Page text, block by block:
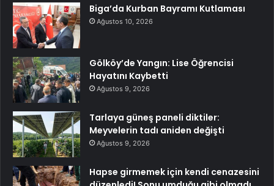
Biga’da Kurban Bayramı Kutlaması
Ağustos 10, 2026
Gölköy’de Yangın: Lise Öğrencisi
Hayatını Kaybetti
Ağustos 9, 2026
Tarlaya güneş paneli diktiler:
Meyvelerin tadı aniden değişti
Ağustos 9, 2026
Hapse girmemek için kendi cenazesini